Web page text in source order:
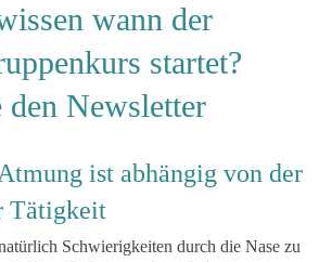
wann der
startet?
den Newsletter
ist abhängig von der
Tätigkeit
Schwierigkeiten durch die Nase zu